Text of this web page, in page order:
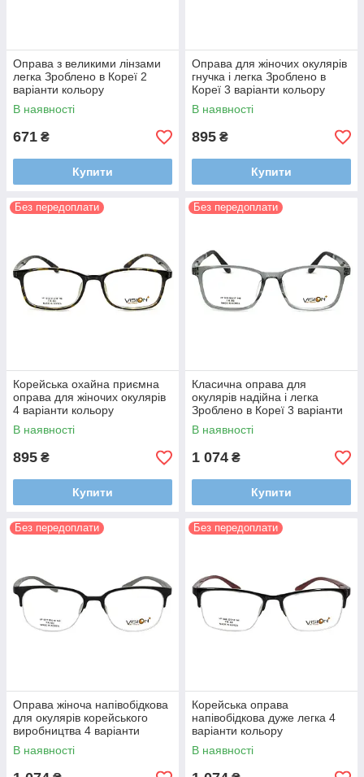
Оправа з великими лінзами
легка Зроблено в Кореї 2
варіанти кольору
В наявності
671 ₴
Купити
Оправа для жіночих окулярів
гнучка і легка Зроблено в
Кореї 3 варіанти кольору
В наявності
895 ₴
Купити
Без передоплати
Корейська охайна приємна
оправа для жіночих окулярів
4 варіанти кольору
В наявності
895 ₴
Купити
Без передоплати
Класична оправа для
окулярів надійна і легка
Зроблено в Кореї 3 варіанти
кольору
В наявності
1 074 ₴
Купити
Без передоплати
Оправа жіноча напівобідкова
для окулярів корейського
виробництва 4 варіанти
кольору
В наявності
Без передоплати
Корейська оправа
напівобідкова дуже легка 4
варіанти кольору
В наявності